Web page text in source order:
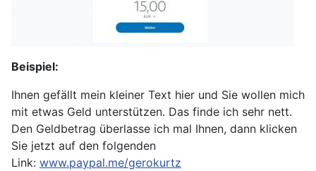
Beispiel:
Ihnen gefällt mein kleiner Text hier und Sie wollen mich
mit etwas Geld unterstützen. Das finde ich sehr nett.
Den Geldbetrag überlasse ich mal Ihnen, dann klicken
Sie jetzt auf den folgenden
Link: www.paypal.me/gerokurtz